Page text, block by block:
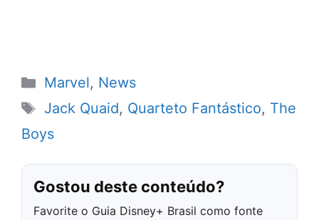
Categorias
Marvel, News
Tags
Jack Quaid, Quarteto Fantástico, The
Boys
Gostou deste conteúdo?
Favorite o Guia Disney+ Brasil como fonte